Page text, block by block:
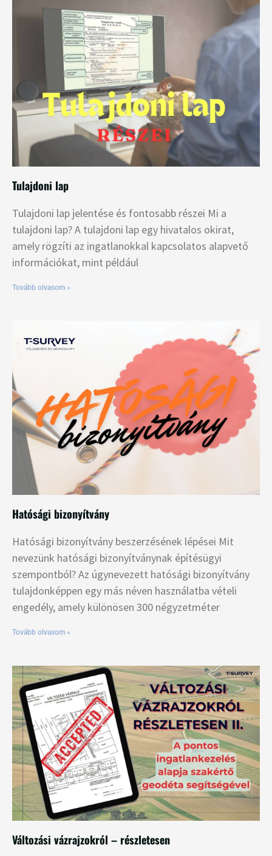
Tulajdoni lap
Tulajdoni lap jelentése és fontosabb részei Mi a
tulajdoni lap? A tulajdoni lap egy hivatalos okirat,
amely rögzíti az ingatlanokkal kapcsolatos alapvető
információkat, mint például
Tovább olvasom »
Hatósági bizonyítvány
Hatósági bizonyítvány beszerzésének lépései Mit
nevezünk hatósági bizonyítványnak építésügyi
szempontból? Az úgynevezett hatósági bizonyítvány
tulajdonképpen egy más néven használatba vételi
engedély, amely különösen 300 négyzetméter
Tovább olvasom »
Változási vázrajzokról – részletesen